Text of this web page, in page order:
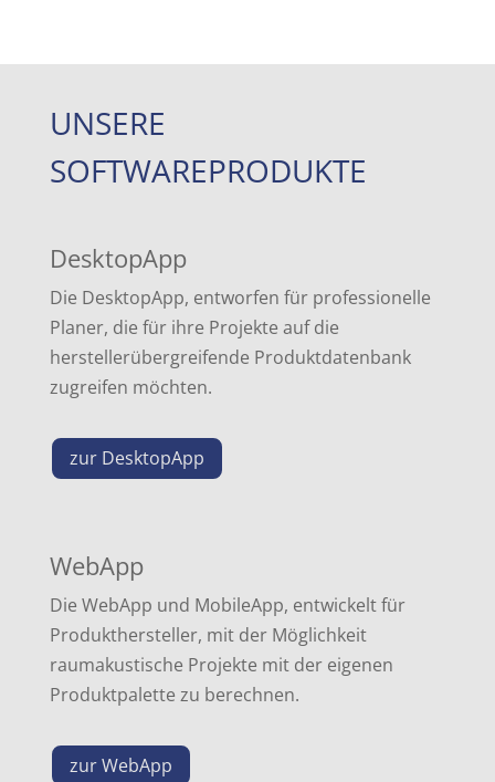
UNSERE
SOFTWAREPRODUKTE
DesktopApp
Die DesktopApp, entworfen für professionelle
Planer, die für ihre Projekte auf die
herstellerübergreifende Produktdatenbank
zugreifen möchten.
zur DesktopApp
WebApp
Die WebApp und MobileApp, entwickelt für
Produkthersteller, mit der Möglichkeit
raumakustische Projekte mit der eigenen
Produktpalette zu berechnen.
zur WebApp